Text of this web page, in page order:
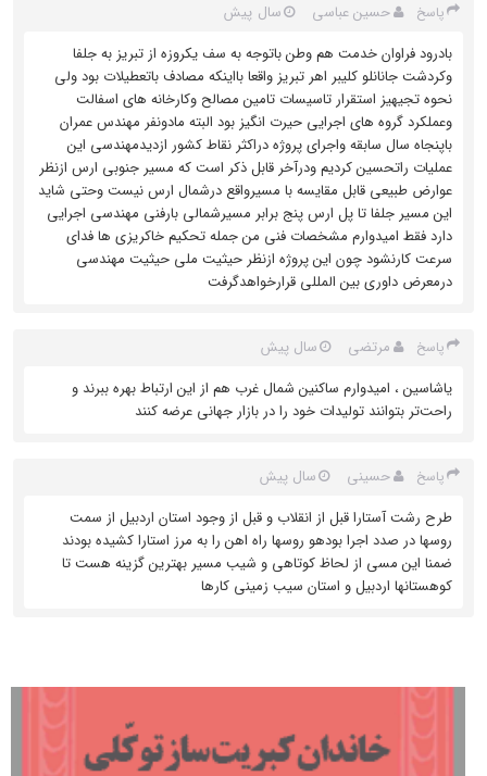
پاسخ حسین عباسی
سال پیش
بادرود فراوان خدمت هم وطن باتوجه به سف یکروزه از تبریز به جلفا
وکردشت جانانلو کلیبر اهر تبریز واقعا بااینکه مصادف باتعطیلات بود ولی
نحوه تجیهیز ‌استقرار تاسیسات تامین مصالح وکارخانه های اسفالت
وعملکرد گروه های اجرایی حیرت انگیز بود البته مادونفر مهندس عمران
باپنجاه سال سابقه واجرای پروژه دراکثر نقاط کشور ازدیدمهندسی ‌این
عملیات راتحسین کردیم ودرآخر قابل ذکر است که مسیر جنوبی ارس ازنظر
عوارض طبیعی قابل مقایسه با مسیرواقع درشمال ارس نیست وحتی شاید
این مسیر جلفا تا پل ارس پنج برابر مسیرشمالی بارفنی مهندسی اجرایی
دارد فقط امیدوارم مشخصات فنی من جمله تحکیم خاکریزی ها فدای
سرعت کارنشود چون این پروژه ازنظر حیثیت ملی ‌حیثیت مهندسی
درمعرض داوری بین المللی قرارخواهدگرفت
پاسخ مرتضی
سال پیش
یاشاسین ، امیدوارم ساکنین شمال غرب هم از این ارتباط بهره ببرند و
راحت‌تر بتوانند تولیدات خود را در بازار جهانی عرضه کنند
پاسخ حسینی
سال پیش
طرح رشت آستارا قبل از انقلاب و قبل از وجود استان اردبیل از سمت
روسها در صدد اجرا بودهو روسها راه اهن را به مرز استارا کشیده بودند
ضمنا این مسی از لحاظ کوتاهی و شیب مسیر بهترین گزینه هست تا
کوهستانها اردبیل و استان سیب زمینی کارها